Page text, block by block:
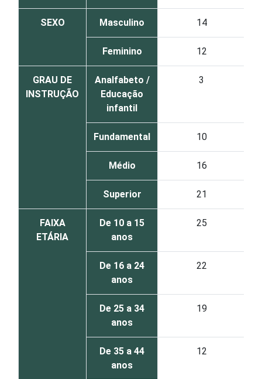
SEXO Masculino 14
Feminino 12
GRAU DE
INSTRUÇÃO
Analfabeto /
Educação
infantil
3
Fundamental 10
Médio 16
Superior 21
FAIXA
ETÁRIA
De 10 a 15
anos
25
De 16 a 24
anos
22
De 25 a 34
anos
19
De 35 a 44
anos
12